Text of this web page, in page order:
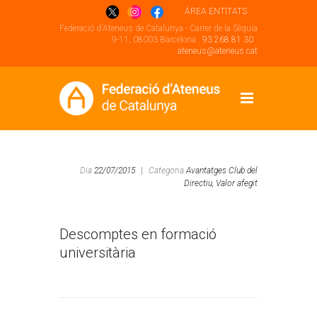
ÁREA ENTITATS
Federació d'Ateneus de Catalunya - Carrer de la Sèquia
9-11, 08003 Barcelona . 93 268 81 30 .
ateneus@ateneus.cat
Dia 22/07/2015 CategoriaAvantatges Club del
Directiu, Valor afegit
Descomptes en formació
universitària